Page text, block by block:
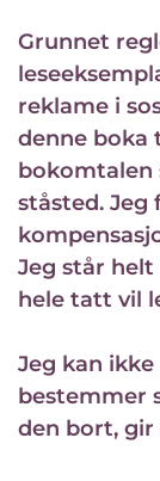
Grunnet
reklame i
denne boka
bokomtalen
ståsted. Jeg
Jeg står
hele tatt vil
Jeg kan
bestemmer
den bort, gir